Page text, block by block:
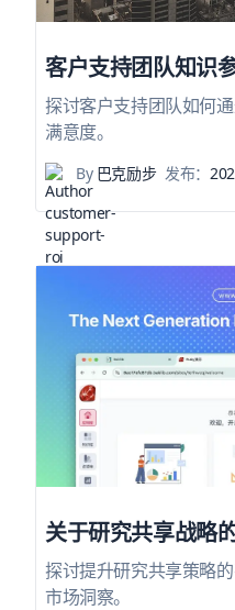
客户支持团队知识
探讨客户支持团队如何
满意度。
By巴克励步 发布：
关于研究共享战略
探讨提升研究共享策略
市场洞察。